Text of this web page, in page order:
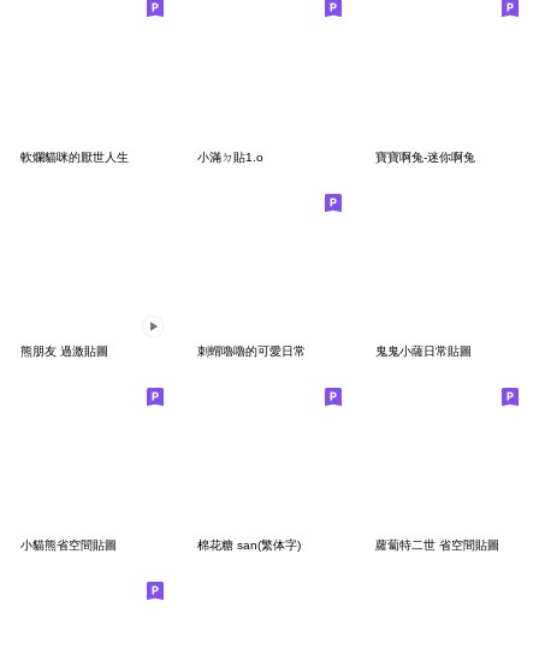
軟爛貓咪的厭世人生 小滿ㄉ貼1.o 寶寶啊兔-迷你啊兔
熊朋友 過激貼圖 刺蝟嚕嚕的可愛日常 鬼鬼小薩日常貼圖
小貓熊省空間貼圖 棉花糖 san(繁体字) 蘿蔔特二世 省空間貼圖